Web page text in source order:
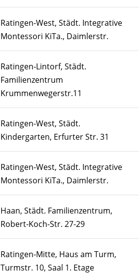
Ratingen-West, Städt. Integrative
Montessori KiTa., Daimlerstr.
Ratingen-Lintorf, Städt.
Familienzentrum
Krummenwegerstr.11
Ratingen-West, Städt.
Kindergarten, Erfurter Str. 31
Ratingen-West, Städt. Integrative
Montessori KiTa., Daimlerstr.
Haan, Städt. Familienzentrum,
Robert-Koch-Str. 27-29
Ratingen-Mitte, Haus am Turm,
Turmstr. 10, Saal 1. Etage